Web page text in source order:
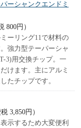
ーシャンクエンドミ
800円）
ーリング11で材料の
強力型テーパーシャ
3)用交換チップ。一
けます。主にアルミ
たチップです。
3,850円）
示するため大変便利